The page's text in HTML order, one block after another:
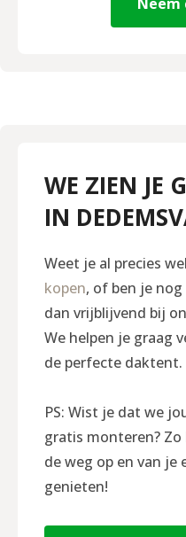
WE ZIEN JE
IN
Weet je al precies
kopen, of ben je
dan vrijblijvend bij
We helpen je graag
de perfecte daktent.
PS: Wist je dat we
gratis monteren?
de weg op en van je
genieten!